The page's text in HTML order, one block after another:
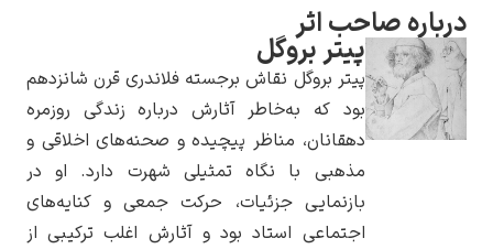
پیر آگوست رنوآر
پل سزان
صاحب اثر
پیتر بروگل
پیتر بروگل نقاش برجسته فلاندری قرن شانزدهم
بود که به‌خاطر آثارش درباره زندگی روزمره
دهقانان، مناظر پیچیده و صحنه‌های اخلاقی و
مذهبی با نگاه تمثیلی شهرت دارد. او در
بازنمایی جزئیات، حرکت جمعی و کنایه‌های
اجتماعی استاد بود و آثارش اغلب ترکیبی از